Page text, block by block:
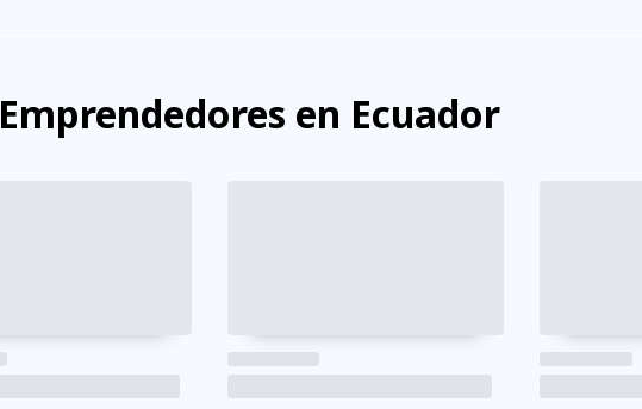
Emprendedores en Ecuador